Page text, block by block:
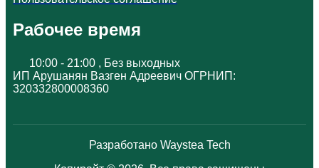
Рабочее время
10:00 - 21:00 , Без выходных
ИП Арушанян Вазген Адреевич ОГРНИП:
320332800008360
Разработано Waystea Tech